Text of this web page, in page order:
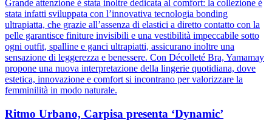
Grande attenzione è stata inoltre dedicata al comfort: la collezione è
stata infatti sviluppata con l’innovativa tecnologia bonding
ultrapiatta, che grazie all’assenza di elastici a diretto contatto con la
pelle garantisce finiture invisibili e una vestibilità impeccabile sotto
ogni outfit, spalline e ganci ultrapiatti, assicurano inoltre una
sensazione di leggerezza e benessere. Con Décolleté Bra, Yamamay
propone una nuova interpretazione della lingerie quotidiana, dove
estetica, innovazione e comfort si incontrano per valorizzare la
femminilità in modo naturale.
Ritmo Urbano, Carpisa presenta ‘Dynamic’